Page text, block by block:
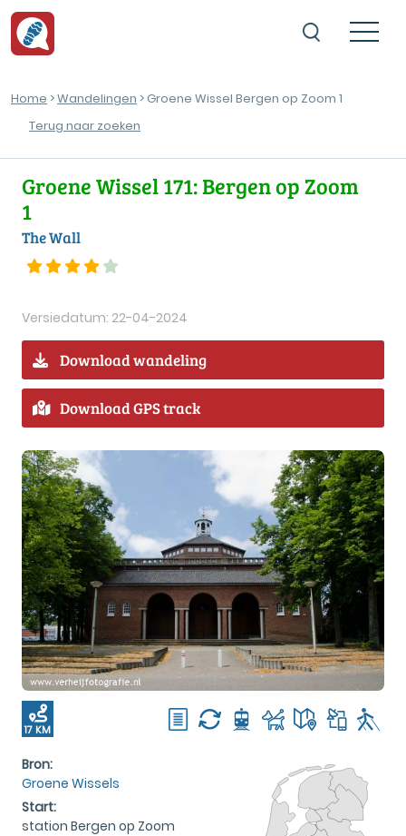
Home >Wandelingen > Groene Wissel Bergen op Zoom 1
Terug naar zoeken
Groene Wissel 171: Bergen op Zoom
1
The Wall
Versiedatum: 22-04-2024
Download wandeling
Download GPS track
17 KM
Bron:
Groene Wissels
Start:
station Bergen op Zoom